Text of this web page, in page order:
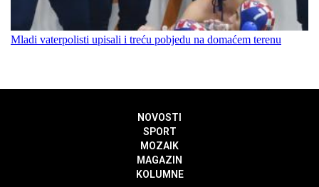
Mladi vaterpolisti upisali i treću pobjedu na domaćem terenu
NOVOSTI
SPORT
MOZAIK
MAGAZIN
KOLUMNE